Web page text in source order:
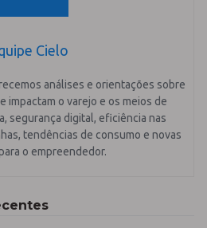
Cielo
análises e orientações sobre
impactam o varejo e os meios de
segurança digital, eficiência nas
tendências de consumo e novas
o empreendedor.